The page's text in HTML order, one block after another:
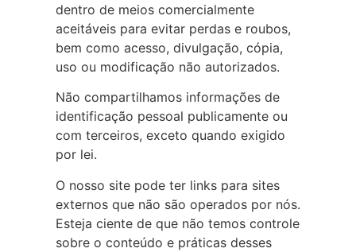
dentro de meios comercialmente
aceitáveis para evitar perdas e roubos,
bem como acesso, divulgação, cópia,
uso ou modificação não autorizados.
Não compartilhamos informações de
identificação pessoal publicamente ou
com terceiros, exceto quando exigido
por lei.
O nosso site pode ter links para sites
externos que não são operados por nós.
Esteja ciente de que não temos controle
sobre o conteúdo e práticas desses